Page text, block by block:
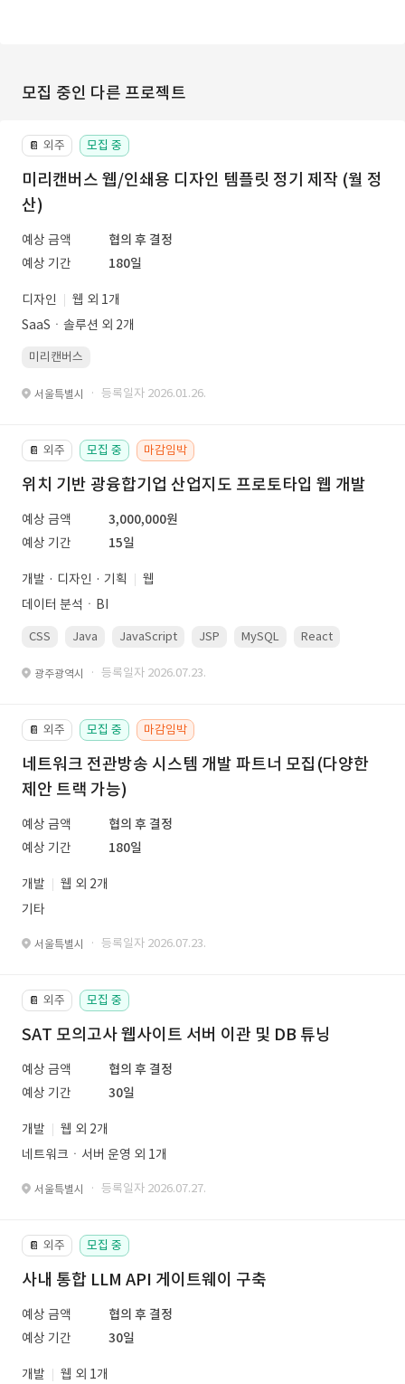
모집 중인 다른 프로젝트
📔 외주 모집 중
미리캔버스 웹/인쇄용 디자인 템플릿 정기 제작 (월 정
산)
예상 금액
협의 후 결정
예상 기간
180일
디자인
웹 외 1개
SaaSㆍ솔루션 외 2개
미리캔버스
서울특별시 · 등록일자 2026.01.26.
📔 외주 모집 중 마감임박
위치 기반 광융합기업 산업지도 프로토타입 웹 개발
예상 금액
3,000,000원
예상 기간
15일
개발 · 디자인 · 기획
웹
데이터 분석ㆍBI
CSS Java JavaScript JSP MySQL React
광주광역시 · 등록일자 2026.07.23.
📔 외주 모집 중 마감임박
네트워크 전관방송 시스템 개발 파트너 모집(다양한
제안 트랙 가능)
예상 금액
협의 후 결정
예상 기간
180일
개발
웹 외 2개
기타
서울특별시 · 등록일자 2026.07.23.
📔 외주 모집 중
SAT 모의고사 웹사이트 서버 이관 및 DB 튜닝
예상 금액
협의 후 결정
예상 기간
30일
개발
웹 외 2개
네트워크ㆍ서버 운영 외 1개
서울특별시 · 등록일자 2026.07.27.
📔 외주 모집 중
사내 통합 LLM API 게이트웨이 구축
예상 금액
협의 후 결정
예상 기간
30일
개발
웹 외 1개